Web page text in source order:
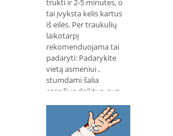
trukti ir 2-5 minutes, o
tai įvyksta kelis kartus
iš eilės. Per traukulių
laikotarpį
rekomenduojama tai
padaryti: Padarykite
vietą asmeniui ,
stumdami šalia
esančius daiktus, pvz.,